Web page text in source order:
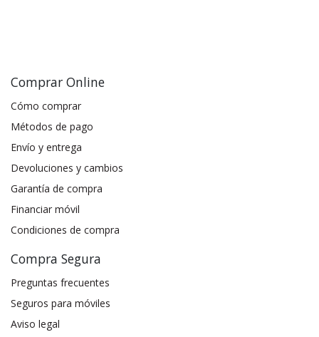
Comprar Online
Cómo comprar
Métodos de pago
Envío y entrega
Devoluciones y cambios
Garantía de compra
Financiar móvil
Condiciones de compra
Compra Segura
Preguntas frecuentes
Seguros para móviles
Aviso legal